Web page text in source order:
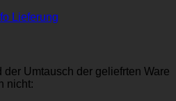
Lieferung
Umtausch der geliefrten Ware
nicht: